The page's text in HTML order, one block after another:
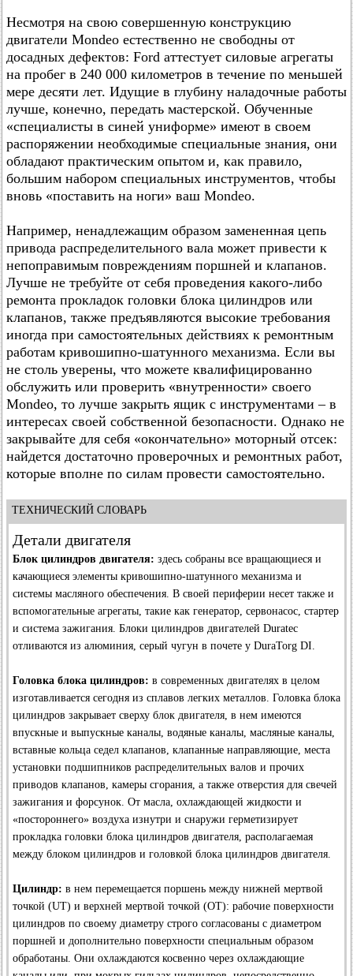
Несмотря на свою совершенную конструкцию
двигатели Mondeo естественно не свободны от
досадных дефектов: Ford аттестует силовые агрегаты
на пробег в 240 000 километров в течение по меньшей
мере десяти лет. Идущие в глубину наладочные работы
лучше, конечно, передать мастерской. Обученные
«специалисты в синей униформе» имеют в своем
распоряжении необходимые специальные знания, они
обладают практическим опытом и, как правило,
большим набором специальных инструментов, чтобы
вновь «поставить на ноги» ваш Mondeo.
Например, ненадлежащим образом замененная цепь
привода распределительного вала может привести к
непоправимым повреждениям поршней и клапанов.
Лучше не требуйте от себя проведения какого-либо
ремонта прокладок головки блока цилиндров или
клапанов, также предъявляются высокие требования
иногда при самостоятельных действиях к ремонтным
работам кривошипно-шатунного механизма. Если вы
не столь уверены, что можете квалифицированно
обслужить или проверить «внутренности» своего
Mondeo, то лучше закрыть ящик с инструментами – в
интересах своей собственной безопасности. Однако не
закрывайте для себя «окончательно» моторный отсек:
найдется достаточно проверочных и ремонтных работ,
которые вполне по силам провести самостоятельно.
ТЕХНИЧЕСКИЙ СЛОВАРЬ
Детали двигателя
Блок цилиндров двигателя: здесь собраны все вращающиеся и
качающиеся элементы кривошипно-шатунного механизма и
системы масляного обеспечения. В своей периферии несет также и
вспомогательные агрегаты, такие как генератор, сервонасос, стартер
и система зажигания. Блоки цилиндров двигателей Duratec
отливаются из алюминия, серый чугун в почете у DuraTorg DI.
Головка блока цилиндров: в современных двигателях в целом
изготавливается сегодня из сплавов легких металлов. Головка блока
цилиндров закрывает сверху блок двигателя, в нем имеются
впускные и выпускные каналы, водяные каналы, масляные каналы,
вставные кольца седел клапанов, клапанные направляющие, места
установки подшипников распределительных валов и прочих
приводов клапанов, камеры сгорания, а также отверстия для свечей
зажигания и форсунок. От масла, охлаждающей жидкости и
«постороннего» воздуха изнутри и снаружи герметизирует
прокладка головки блока цилиндров двигателя, располагаемая
между блоком цилиндров и головкой блока цилиндров двигателя.
Цилиндр: в нем перемещается поршень между нижней мертвой
точкой (UT) и верхней мертвой точкой (ОТ): рабочие поверхности
цилиндров по своему диаметру строго согласованы с диаметром
поршней и дополнительно поверхности специальным образом
обработаны. Они охлаждаются косвенно через охлаждающие